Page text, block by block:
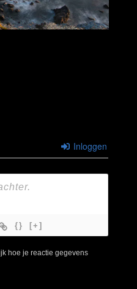
Inloggen
{} [+]
hoe je reactie gegevens